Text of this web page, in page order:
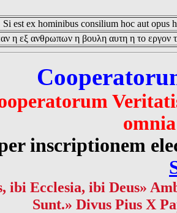
Si est ex hominibus consilium hoc aut opus
η εξ ανθρωπων η βουλη αυτη η το εργον
inscriptionem
ibi Ecclesia, ibi Deus»
Sunt.» Divus Pius X